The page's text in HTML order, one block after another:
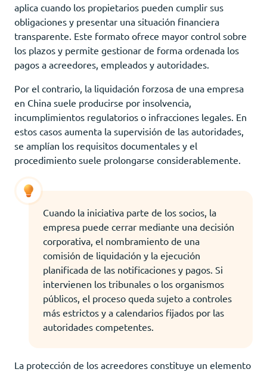
aplica cuando los propietarios pueden cumplir sus
obligaciones y presentar una situación financiera
transparente. Este formato ofrece mayor control sobre
los plazos y permite gestionar de forma ordenada los
pagos a acreedores, empleados y autoridades.
Por el contrario, la liquidación forzosa de una empresa
en China suele producirse por insolvencia,
incumplimientos regulatorios o infracciones legales. En
estos casos aumenta la supervisión de las autoridades,
se amplían los requisitos documentales y el
procedimiento suele prolongarse considerablemente.
Cuando la iniciativa parte de los socios, la
empresa puede cerrar mediante una decisión
corporativa, el nombramiento de una
comisión de liquidación y la ejecución
planificada de las notificaciones y pagos. Si
intervienen los tribunales o los organismos
públicos, el proceso queda sujeto a controles
más estrictos y a calendarios fijados por las
autoridades competentes.
La protección de los acreedores constituye un elemento